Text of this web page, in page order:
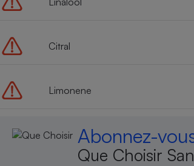
Citral
Limonene
Abonnez-
Que Choisir